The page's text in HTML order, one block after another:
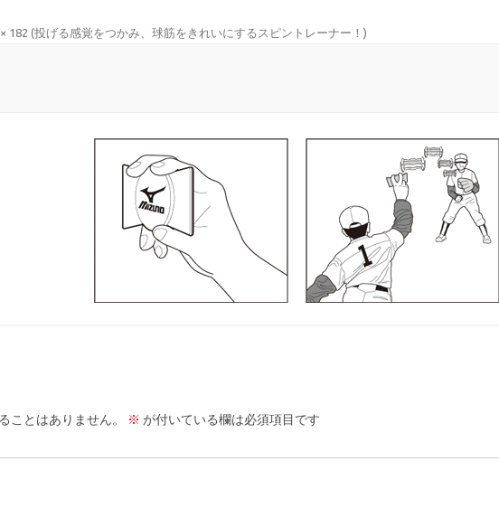
182 (投げる感覚をつかみ、球筋をきれいにするスピントレーナー！ )
ことはありません。 ※ が付いている欄は必須項目です